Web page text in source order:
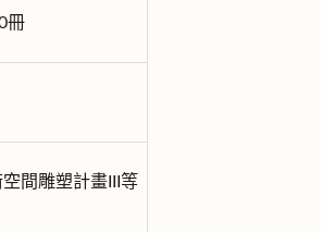
冊
間雕塑計畫III等